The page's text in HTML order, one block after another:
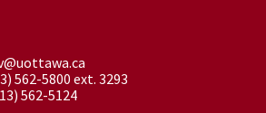
562-5800 ext. 3293
562-5124